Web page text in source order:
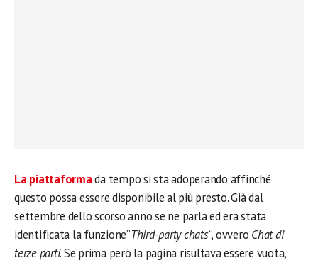
La piattaformada tempo si sta adoperando affinché
questo possa essere disponibile al più presto. Già dal
settembre dello scorso anno se ne parla ed era stata
identificata la funzione”Third-party chats“, ovvero Chat di
terze parti. Se prima però la pagina risultava essere vuota,